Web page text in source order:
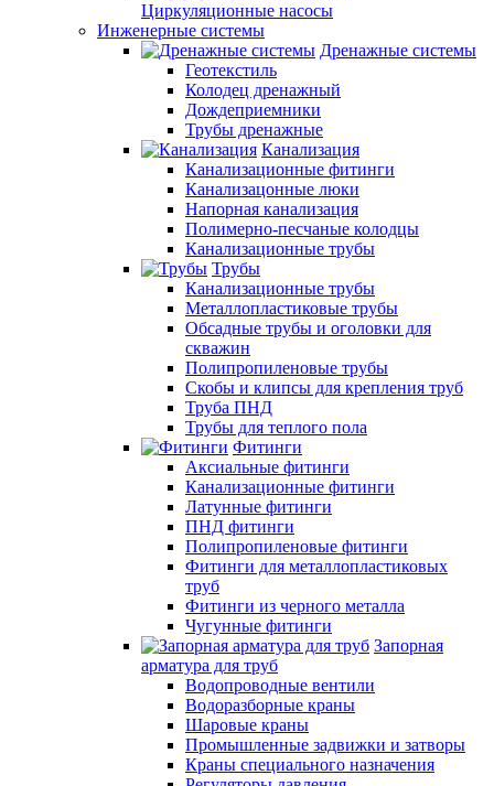
Циркуляционные насосы
Инженерные системы
Дренажные системы
Геотекстиль
Колодец дренажный
Дождеприемники
Трубы дренажные
Канализация
Канализационные фитинги
Канализацонные люки
Напорная канализация
Полимерно-песчаные колодцы
Канализационные трубы
Трубы
Канализационные трубы
Металлопластиковые трубы
Обсадные трубы и оголовки для
скважин
Полипропиленовые трубы
Скобы и клипсы для крепления труб
Труба ПНД
Трубы для теплого пола
Фитинги
Аксиальные фитинги
Канализационные фитинги
Латунные фитинги
ПНД фитинги
Полипропиленовые фитинги
Фитинги для металлопластиковых
труб
Фитинги из черного металла
Чугунные фитинги
Запорная
арматура для труб
Водопроводные вентили
Водоразборные краны
Шаровые краны
Промышленные задвижки и затворы
Краны специального назначения